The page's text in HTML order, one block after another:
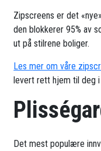
Zipscreens er det
den blokkerer 95% av
ut på stilrene boliger.
Les mer om våre
levert rett hjem til deg
Det mest populære